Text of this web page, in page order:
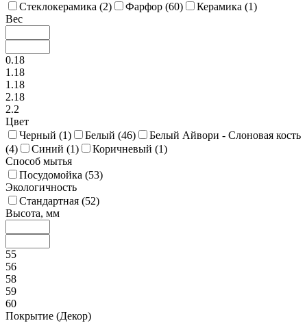
Стеклокерамика (2) Фарфор (60) Керамика (1)
Вес
0.18
1.18
1.18
2.18
2.2
Цвет
Черный (1) Белый (46)
Белый Айвори - Слоновая кость
(4) Синий (1) Коричневый (1)
Способ мытья
Посудомойка (53)
Экологичность
Стандартная (52)
Высота, мм
55
56
58
59
60
Покрытие (Декор)